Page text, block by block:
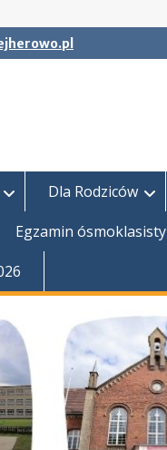
Dla Rodziców
Egzamin ósmoklasisty